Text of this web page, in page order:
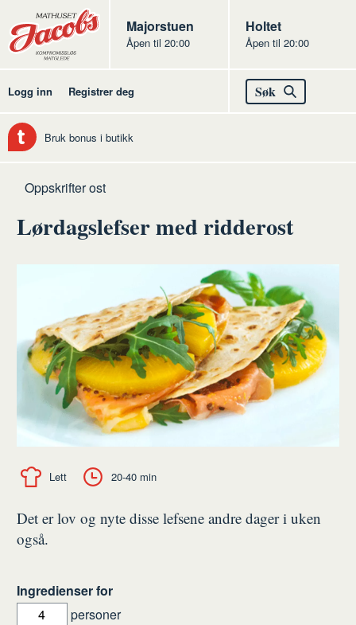
Butikker
Jacobs
Majorstuen
Åpen til 20:00
Jacobs
Holtet
Åpen til 20:00
Logg inn Registrer deg Søk
Bruk bonus i butikk
Hjem
Ost
Oppskrifter ost
Lørdagslefser med ridderost
Lett 20-40 min
Det er lov og nyte disse lefsene andre dager i uken
også.
Ingredienser for
personer